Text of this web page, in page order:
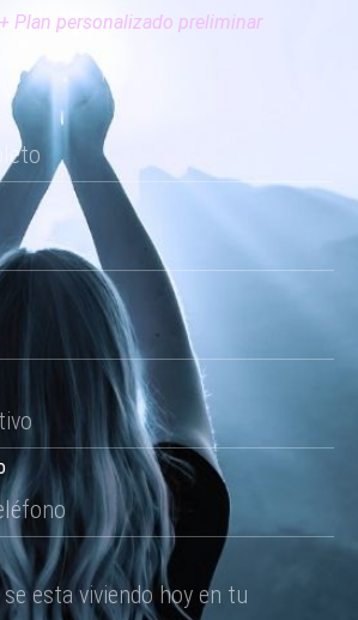
Plan personalizado preliminar